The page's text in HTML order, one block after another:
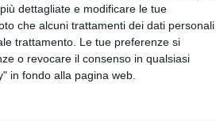
dettagliate e modificare le tue
che alcuni trattamenti dei dati personali
trattamento. Le tue preferenze si
o revocare il consenso in qualsiasi
in fondo alla pagina web.